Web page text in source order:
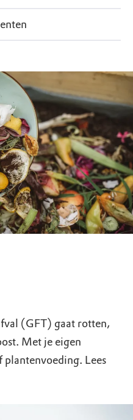
(GFT) gaat rotten,
Met je eigen
plantenvoeding. Lees